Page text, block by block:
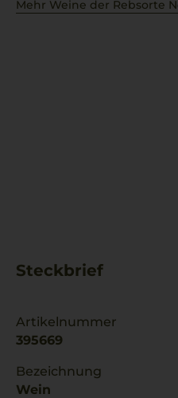
Mehr Weine der Rebsorte
Steckbrief
Artikelnummer
395669
Bezeichnung
Wein